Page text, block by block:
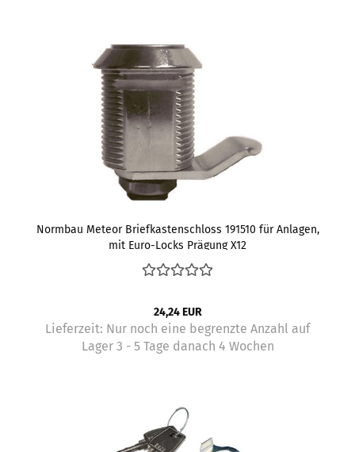
Normbau Meteor Briefkastenschloss 191510 für Anlagen,
mit Euro-Locks Prägung X12
24,24 EUR
Lieferzeit: Nur noch eine begrenzte Anzahl auf
Lager 3 - 5 Tage danach 4 Wochen